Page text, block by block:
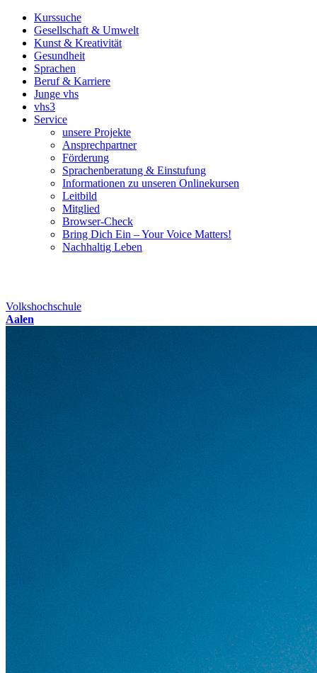
Kurssuche
Gesellschaft & Umwelt
Kunst & Kreativität
Gesundheit
Sprachen
Beruf & Karriere
Junge vhs
vhs3
Service
unsere Projekte
Ansprechpartner
Förderung
Sprachenberatung & Einstufung
Informationen zu unseren Onlinekursen
Leitbild
Mitglied
Browser-Check
Bring Dich Ein – Your Voice Matters!
Nachhaltig Leben
Volkshochschule
Aalen